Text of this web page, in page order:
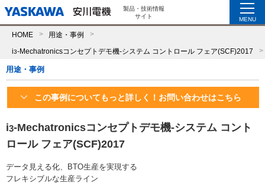
製品・技術情報
サイト
MENU
HOME 用途・事例
i3-Mechatronicsコンセプトデモ機-システム コントロール フェア(SCF)2017
用途・事例
この事例についてもっと詳しく！お問い合わせはこちら
i3-Mechatronicsコンセプトデモ機-システム コント
ロール フェア(SCF)2017
データ見える化、BTO生産を実現する
フレキシブルな生産ライン